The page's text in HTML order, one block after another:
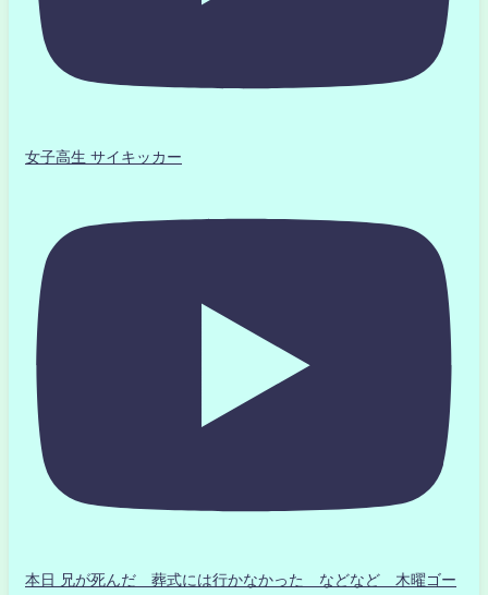
女子高生 サイキッカー
本日 兄が死んだ 葬式には行かなかった などなど 木曜ゴー